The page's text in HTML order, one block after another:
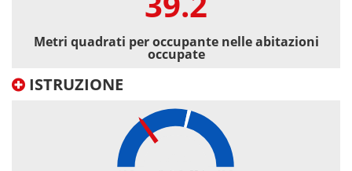
Metri quadrati per occupante nelle abitazioni
occupate
ISTRUZIONE